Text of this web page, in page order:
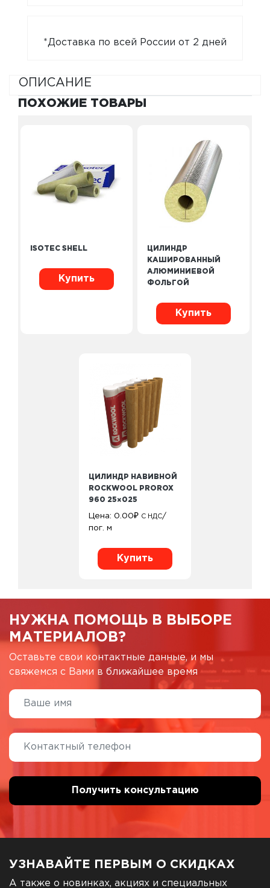
*Доставка по всей России от 2 дней
ОПИСАНИЕ
ПОХОЖИЕ ТОВАРЫ
ISOTEC SHELL
Купить
ЦИЛИНДР
КАШИРОВАННЫЙ
АЛЮМИНИЕВОЙ
ФОЛЬГОЙ
Купить
ЦИЛИНДР НАВИВНОЙ
ROCKWOOL PROROX
960 25×025
Цена: 0.00₽ С НДС/
пог. м
Купить
НУЖНА ПОМОЩЬ В ВЫБОРЕ
МАТЕРИАЛОВ?
Оставьте свои контактные данные, и мы
свяжемся с Вами в ближайшее время
УЗНАВАЙТЕ ПЕРВЫМ О СКИДКАХ
А также о новинках, акциях и специальных